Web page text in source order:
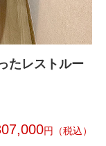
たレストルー
円